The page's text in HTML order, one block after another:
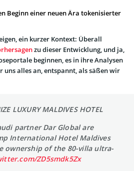
Beginn einer neuen Ära tokenisierter
ein kurzer Kontext: Überall
zu dieser Entwicklung, und ja,
beginnen, es in ihre Analysen
uns alles an, entspannt, als säßen wir
LUXURY MALDIVES HOTEL
partner Dar Global are
International Hotel Maldives
ownership of the 80-villa ultra-
ZD5smdk5Zx